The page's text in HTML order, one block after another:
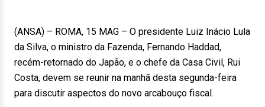
(ANSA) – ROMA, 15 MAG – O presidente Luiz Inácio Lula
da Silva, o ministro da Fazenda, Fernando Haddad,
recém-retornado do Japão, e o chefe da Casa Civil, Rui
Costa, devem se reunir na manhã desta segunda-feira
para discutir aspectos do novo arcabouço fiscal.